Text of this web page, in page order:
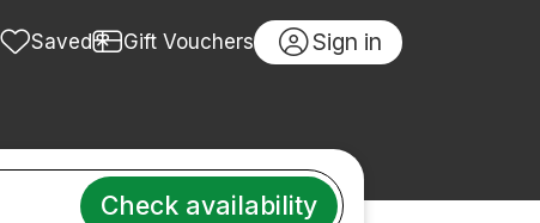
Saved Gift Vouchers Sign in
Check availability